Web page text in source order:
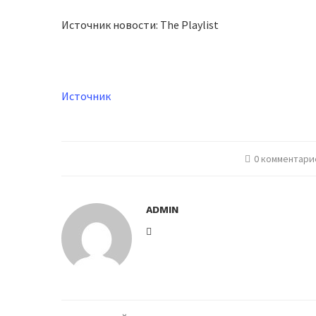
Источник новости: The Playlist
Источник
0
ADMIN